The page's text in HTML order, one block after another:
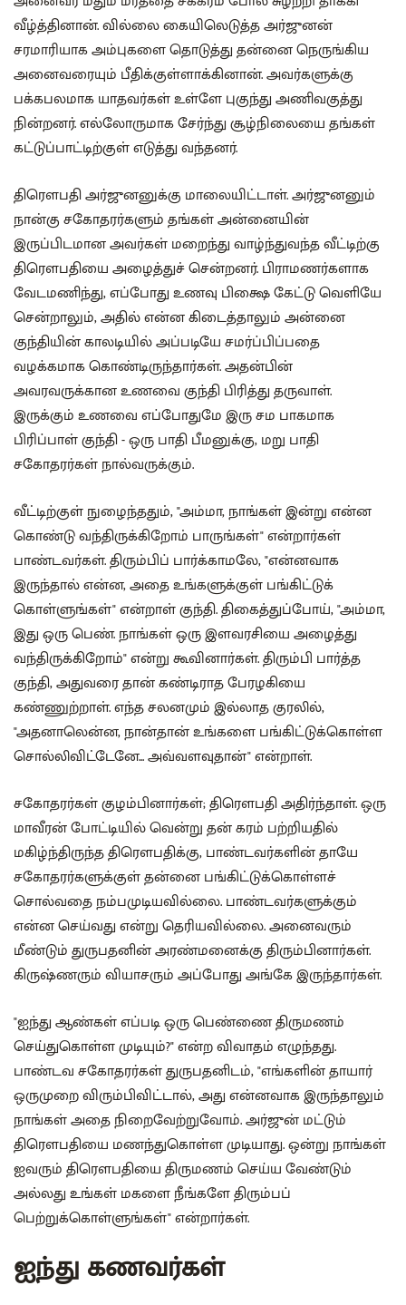
வீழ்த்தினான். வில்லை கையிலெடுத்த அர்ஜுனன்
சரமாரியாக அம்புகளை தொடுத்து தன்னை நெருங்கிய
அனைவரையும் பீதிக்குள்ளாக்கினான். அவர்களுக்கு
பக்கபலமாக யாதவர்கள் உள்ளே புகுந்து அணிவகுத்து
நின்றனர். எல்லோருமாக சேர்ந்து சூழ்நிலையை தங்கள்
கட்டுப்பாட்டிற்குள் எடுத்து வந்தனர்.
திரௌபதி அர்ஜுனனுக்கு மாலையிட்டாள். அர்ஜுனனும்
நான்கு சகோதரர்களும் தங்கள் அன்னையின்
இருப்பிடமான அவர்கள் மறைந்து வாழ்ந்துவந்த வீட்டிற்கு
திரௌபதியை அழைத்துச் சென்றனர். பிராமணர்களாக
வேடமணிந்து, எப்போது உணவு பிக்ஷை கேட்டு வெளியே
சென்றாலும், அதில் என்ன கிடைத்தாலும் அன்னை
குந்தியின் காலடியில் அப்படியே சமர்ப்பிப்பதை
வழக்கமாக கொண்டிருந்தார்கள். அதன்பின்
அவரவருக்கான உணவை குந்தி பிரித்து தருவாள்.
இருக்கும் உணவை எப்போதுமே இரு சம பாகமாக
பிரிப்பாள் குந்தி - ஒரு பாதி பீமனுக்கு, மறு பாதி
சகோதரர்கள் நால்வருக்கும்.
வீட்டிற்குள் நுழைந்ததும், "அம்மா, நாங்கள் இன்று என்ன
கொண்டு வந்திருக்கிறோம் பாருங்கள்" என்றார்கள்
பாண்டவர்கள். திரும்பிப் பார்க்காமலே, "என்னவாக
இருந்தால் என்ன, அதை உங்களுக்குள் பங்கிட்டுக்
கொள்ளுங்கள்" என்றாள் குந்தி. திகைத்துப்போய், "அம்மா,
இது ஒரு பெண். நாங்கள் ஒரு இளவரசியை அழைத்து
வந்திருக்கிறோம்" என்று கூவினார்கள். திரும்பி பார்த்த
குந்தி, அதுவரை தான் கண்டிராத பேரழகியை
கண்ணுற்றாள். எந்த சலனமும் இல்லாத குரலில்,
"அதனாலென்ன, நான்தான் உங்களை பங்கிட்டுக்கொள்ள
சொல்லிவிட்டேனே... அவ்வளவுதான்" என்றாள்.
சகோதரர்கள் குழம்பினார்கள்; திரௌபதி அதிர்ந்தாள். ஒரு
மாவீரன் போட்டியில் வென்று தன் கரம் பற்றியதில்
மகிழ்ந்திருந்த திரௌபதிக்கு, பாண்டவர்களின் தாயே
சகோதரர்களுக்குள் தன்னை பங்கிட்டுக்கொள்ளச்
சொல்வதை நம்பமுடியவில்லை. பாண்டவர்களுக்கும்
என்ன செய்வது என்று தெரியவில்லை. அனைவரும்
மீண்டும் துருபதனின் அரண்மனைக்கு திரும்பினார்கள்.
கிருஷ்ணரும் வியாசரும் அப்போது அங்கே இருந்தார்கள்‌.
"ஐந்து ஆண்கள் எப்படி ஒரு பெண்ணை திருமணம்
செய்துகொள்ள முடியும்?" என்ற விவாதம் எழுந்தது.
பாண்டவ சகோதரர்கள் துருபதனிடம், "எங்களின் தாயார்
ஒருமுறை விரும்பிவிட்டால், அது என்னவாக இருந்தாலும்
நாங்கள் அதை நிறைவேற்றுவோம். அர்ஜுன் மட்டும்
திரௌபதியை மணந்துகொள்ள முடியாது. ஒன்று நாங்கள்
ஐவரும் திரௌபதியை திருமணம் செய்ய வேண்டும்
அல்லது உங்கள் மகளை நீங்களே திரும்பப்
பெற்றுக்கொள்ளுங்கள்" என்றார்கள்.
ஐந்து கணவர்கள்